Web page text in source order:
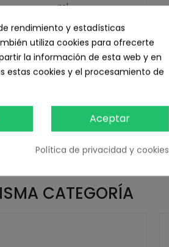
ml.
11,01 € IVA inc.
9,10 € sin IVA
Añadir Al Carrito
CATEGORÍA
rendimiento y estadísticas
utiliza cookies para ofrecerte
la información de esta web y en
estas cookies y el procesamiento de
Aceptar
Política de privacidad y cookies